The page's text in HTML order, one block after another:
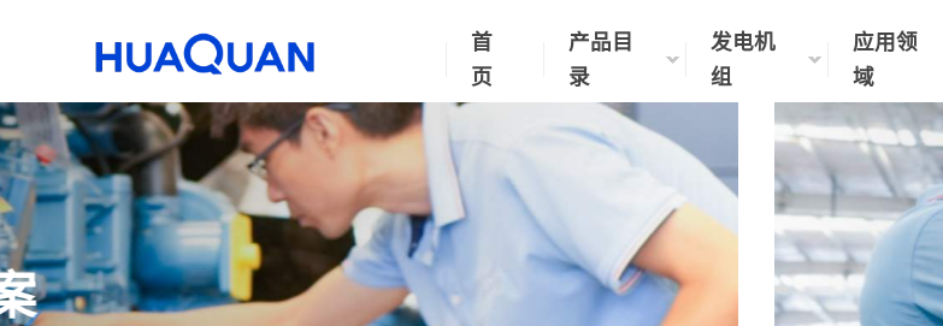
首
页
产品目
录
发电机
组
应用领
域
多领域、全系列电力解决方案